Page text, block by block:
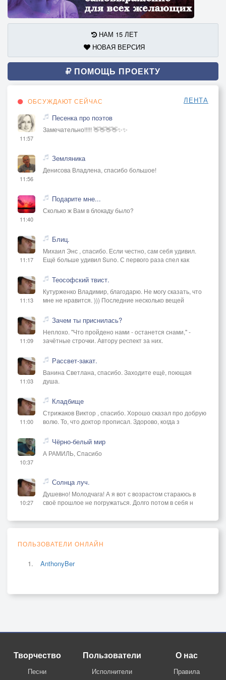
06.08.15.
https://stihi.ru/2015/08/06/8851
НАМ 15 ЛЕТ
НОВАЯ ВЕРСИЯ
ПОМОЩЬ ПРОЕКТУ
ОБСУЖДАЮТ СЕЙЧАС ЛЕНТА
11:57
Песенка про поэтов
Замечательно!!!!! 👋👋👋👋✨✨
11:56
Земляника
Денисова Владлена, спасибо большое!
11:40
Подарите мне...
Сколько ж Вам в блокаду было?
11:17
Блиц.
Михаил Энс , спасибо. Если честно, сам себя удивил.
Ещё больше удивил Suno. С первого раза спел как
11:13
Теософский твист.
Кутурженко Владимир, благодарю. Не могу сказать, что
мне не нравится. ))) Последние несколько вещей
11:09
Зачем ты приснилась?
Неплохо. "Что пройдено нами - останется снами," -
зачётные строчки. Автору респект за них.
11:03
Рассвет-закат.
Ванина Светлана, спасибо. Заходите ещё, поющая
душа.
11:00
Кладбище
Стрижаков Виктор , спасибо. Хорошо сказал про добрую
волю. То, что доктор прописал. Здорово, когда з
10:37
Чёрно-белый мир
А РАМИЛЬ, Спасибо
10:27
Солнца луч.
Душевно! Молодчага! А я вот с возрастом стараюсь в
своё прошлое не погружаться. Долго потом в себя н
ПОЛЬЗОВАТЕЛИ ОНЛАЙН
AnthonyBer
Творчество
Песни
Пользователи
Исполнители
О нас
Правила